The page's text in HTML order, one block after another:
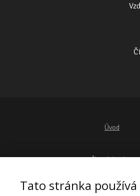
Úvod
Členská sekce
O nás
Tato stránka používá